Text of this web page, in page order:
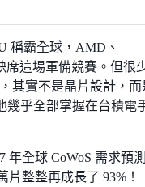
稱霸全球，AMD、
席這場軍備競賽。但很
其實不是晶片設計，而
乎全部掌握在台積電
年全球 CoWoS 需求預
片整整再成長了 93%！